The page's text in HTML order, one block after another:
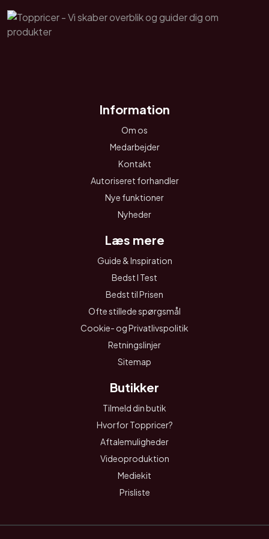
Information
Om os
Medarbejder
Kontakt
Autoriseret forhandler
Nye funktioner
Nyheder
Læs mere
Guide & Inspiration
Bedst I Test
Bedst til Prisen
Ofte stillede spørgsmål
Cookie- og Privatlivspolitik
Retningslinjer
Sitemap
Butikker
Tilmeld din butik
Hvorfor Toppricer?
Aftalemuligheder
Videoproduktion
Mediekit
Prisliste